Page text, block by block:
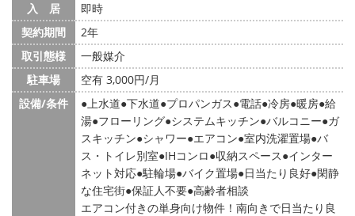
入 居
即時
契約期間
2年
取引態様
一般媒介
駐車場
空有 3,000円/月
設備/条件
上水道 下水道 プロパンガス 電話 冷房 暖房 給
湯 フローリング システムキッチン バルコニー ガ
スキッチン シャワー エアコン 室内洗濯置場 バ
ス・トイレ別室 IHコンロ 収納スペース インター
ネット対応 駐輪場 バイク置場 日当たり良好 閑静
な住宅街 保証人不要 高齢者相談
エアコン付きの単身向け物件！南向きで日当たり良